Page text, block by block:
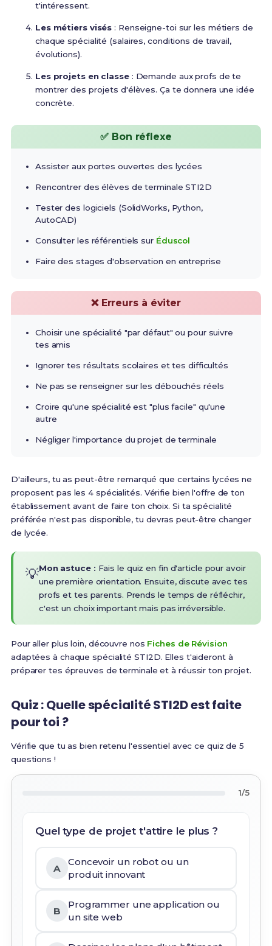
t'intéressent.
Les métiers visés : Renseigne-toi sur les métiers de
chaque spécialité (salaires, conditions de travail,
évolutions).
Les projets en classe: Demande aux profs de te
montrer des projets d'élèves. Ça te donnera une idée
concrète.
✅ Bon réflexe
Assister aux portes ouvertes des lycées
Rencontrer des élèves de terminale STI2D
Tester des logiciels (SolidWorks, Python,
AutoCAD)
Consulter les référentiels sur Éduscol
Faire des stages d'observation en entreprise
❌ Erreurs à éviter
Choisir une spécialité "par défaut" ou pour suivre
tes amis
Ignorer tes résultats scolaires et tes difficultés
Ne pas se renseigner sur les débouchés réels
Croire qu'une spécialité est "plus facile" qu'une
autre
Négliger l'importance du projet de terminale
D'ailleurs, tu as peut-être remarqué que certains lycées ne
proposent pas les 4 spécialités. Vérifie bien l'offre de ton
établissement avant de faire ton choix. Si ta spécialité
préférée n'est pas disponible, tu devras peut-être changer
de lycée.
💡Mon astuce : Fais le quiz en fin d'article pour avoir
une première orientation. Ensuite, discute avec tes
profs et tes parents. Prends le temps de réfléchir,
c'est un choix important mais pas irréversible.
Pour aller plus loin, découvre nos Fiches de Révision
adaptées à chaque spécialité STI2D. Elles t'aideront à
préparer tes épreuves de terminale et à réussir ton projet.
Quiz : Quelle spécialité STI2D est faite
pour toi ?
Vérifie que tu as bien retenu l'essentiel avec ce quiz de 5
questions !
1/5
Quel type de projet t'attire le plus ?
A
Concevoir un robot ou un
produit innovant
B
Programmer une application ou
un site web